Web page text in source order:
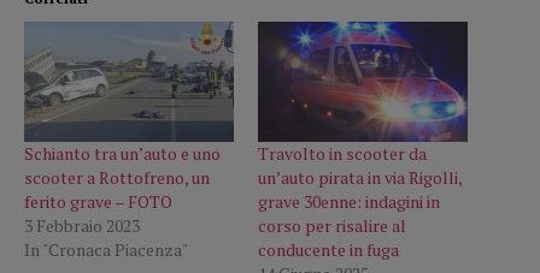
Schianto tra un’auto e uno
scooter a Rottofreno, un
ferito grave – FOTO
3 Febbraio 2023
In "Cronaca Piacenza"
Travolto in scooter da
un’auto pirata in via Rigolli,
grave 30enne: indagini in
corso per risalire al
conducente in fuga